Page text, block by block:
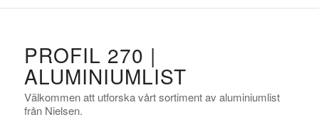
PROFIL 270 |
ALUMINIUMLIST
Välkommen att utforska vårt sortiment av aluminiumlist
från Nielsen.